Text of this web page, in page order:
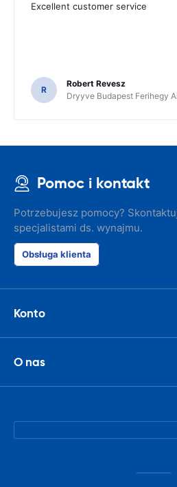
Excellent customer service
R
Robert Revesz
Dryyve Budapest Ferihegy
Pomoc i kontakt
Potrzebujesz pomocy?
specjalistami ds. wynajmu.
Obsługa klienta
Konto
O nas